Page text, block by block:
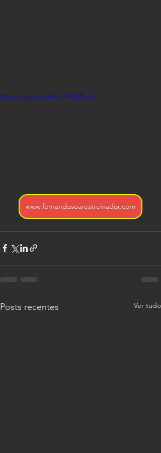
https://youtu.be/Er_V42Bfbpk
www.fernandosoarestreinador.com
Posts recentes Ver tudo